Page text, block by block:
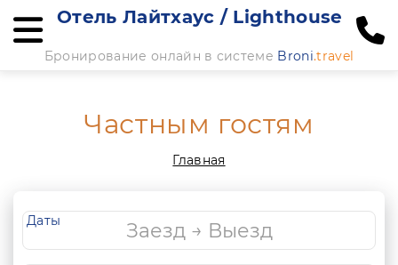
Отель Лайтхаус / Lighthouse
Бронирование онлайн в системе Broni.travel
Частным гостям
Главная
Даты